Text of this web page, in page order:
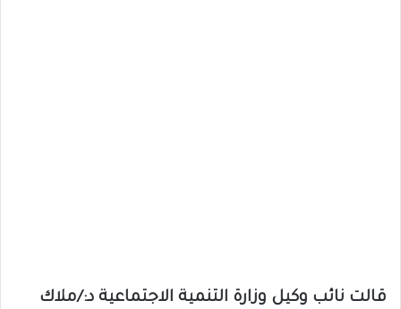
قالت نائب وكيل وزارة التنمية الاجتماعية د:/ملاك